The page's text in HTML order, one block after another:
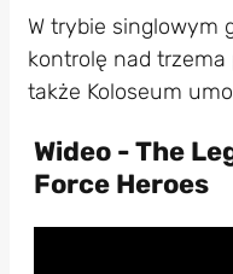
W trybie singlowym
kontrolę nad
także Koloseum
Wideo - The
Force Heroes